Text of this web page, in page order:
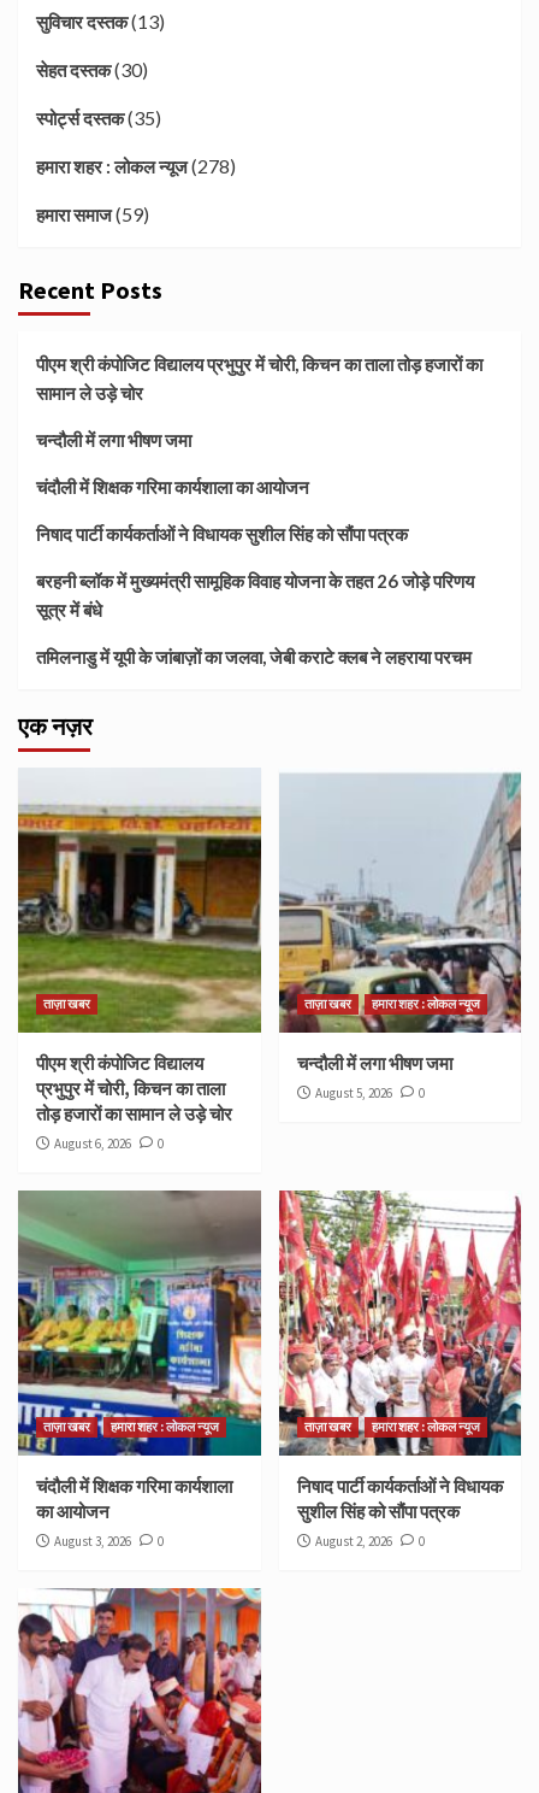
सुविचार दस्तक(13)
सेहत दस्तक(30)
स्पोर्ट्स दस्तक(35)
हमारा शहर : लोकल न्यूज(278)
हमारा समाज(59)
Recent Posts
पीएम श्री कंपोजिट विद्यालय प्रभुपुर में चोरी, किचन का ताला तोड़ हजारों का
सामान ले उड़े चोर
चन्दौली में लगा भीषण जमा
चंदौली में शिक्षक गरिमा कार्यशाला का आयोजन
निषाद पार्टी कार्यकर्ताओं ने विधायक सुशील सिंह को सौंपा पत्रक
बरहनी ब्लॉक में मुख्यमंत्री सामूहिक विवाह योजना के तहत 26 जोड़े परिणय
सूत्र में बंधे
तमिलनाडु में यूपी के जांबाज़ों का जलवा, जेबी कराटे क्लब ने लहराया परचम
एक नज़र
ताज़ा खबर
पीएम श्री कंपोजिट विद्यालय
प्रभुपुर में चोरी, किचन का ताला
तोड़ हजारों का सामान ले उड़े चोर
August 6, 2026 0
ताज़ा खबर हमारा शहर : लोकल न्यूज
चन्दौली में लगा भीषण जमा
August 5, 2026 0
ताज़ा खबर हमारा शहर : लोकल न्यूज
चंदौली में शिक्षक गरिमा कार्यशाला
का आयोजन
August 3, 2026 0
ताज़ा खबर हमारा शहर : लोकल न्यूज
निषाद पार्टी कार्यकर्ताओं ने विधायक
सुशील सिंह को सौंपा पत्रक
August 2, 2026 0